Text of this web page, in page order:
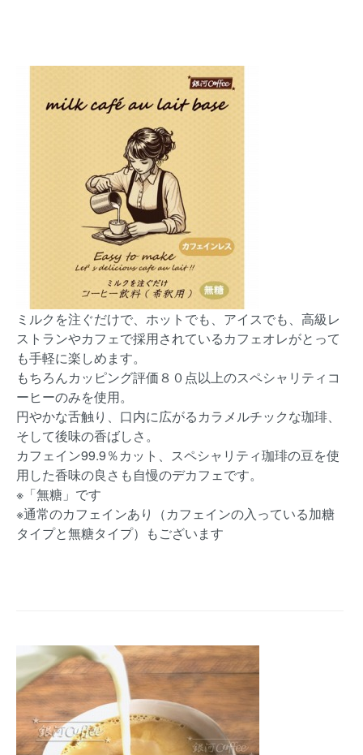
ミルクを注ぐだけで、ホットでも、アイスでも、高級レ
ストランやカフェで採用されているカフェオレがとって
も手軽に楽しめます。
もちろんカッピング評価８０点以上のスペシャリティコ
ーヒーのみを使用。
円やかな舌触り、口内に広がるカラメルチックな珈琲、
そして後味の香ばしさ。
カフェイン99.9％カット、スペシャリティ珈琲の豆を使
用した香味の良さも自慢のデカフェです。
※「無糖」です
※通常のカフェインあり（カフェインの入っている加糖
タイプと無糖タイプ）もございます